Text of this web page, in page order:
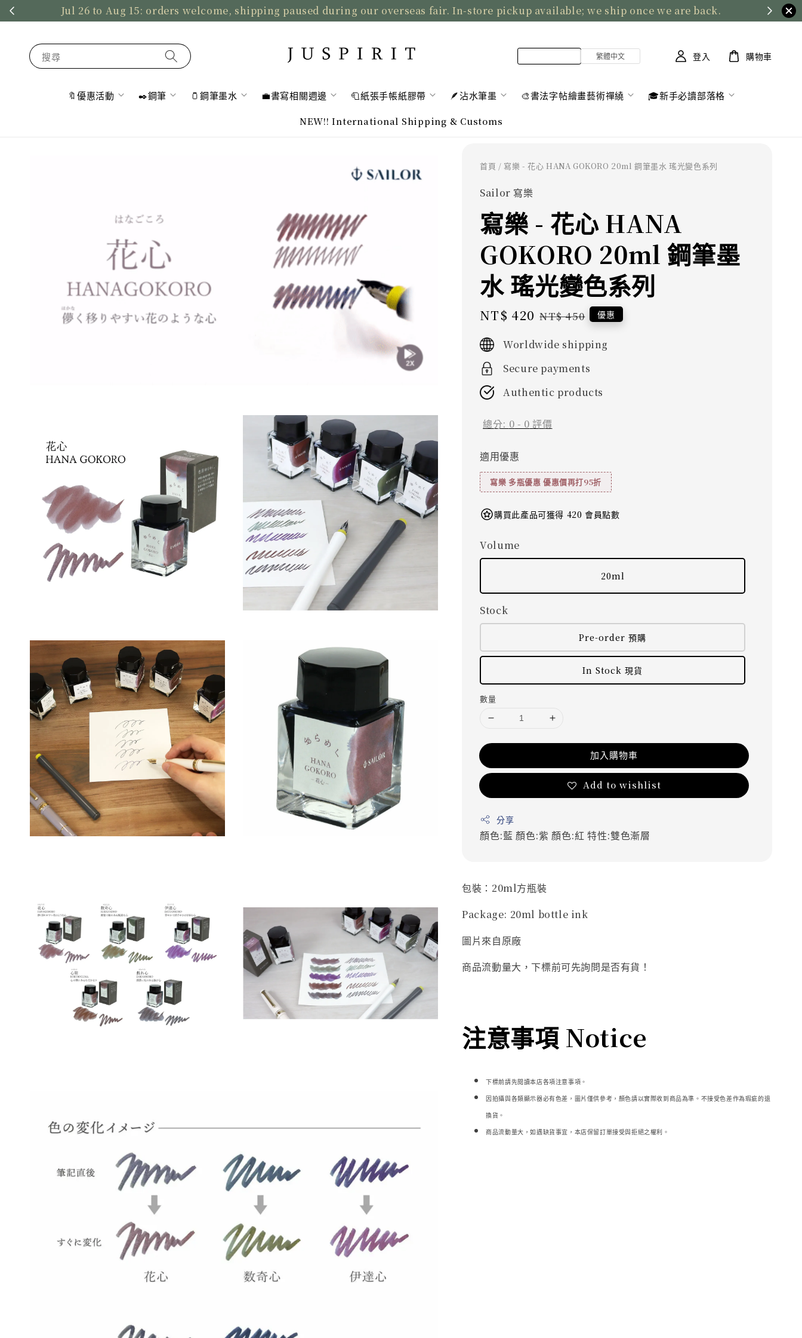
Jul 26 to Aug 15: orders welcome, shipping paused during our overseas fair. In-store pickup available; we ship once we are back.
搜尋
🔖優惠活動 ✒️鋼筆 🫙鋼筆墨水 💼書寫相關週邊 🧻紙張手帳紙膠帶 🪶沾水筆墨 🎨書法字帖繪畫藝術禪繞 🎓新手必讀部落格
NEW!! International Shipping & Customs
登入 購物車
首頁 / 寫樂 - 花心 HANA GOKORO 20ml 鋼筆墨水 瑤光變色系列
Sailor 寫樂
寫樂 - 花心 HANA
GOKORO 20ml 鋼筆墨
水 瑤光變色系列
Sale
price
NT$ 420 Regular
NT$ 450 優惠
Worldwide shipping
Secure payments
Authentic products
總分: 0 - 0 評價
適用優惠
寫樂 多瓶優惠 優惠價再打95折
購買此產品可獲得 420 會員點數
Volume
20ml
Stock
Pre-order 預購
In Stock 現貨
數量
加入購物車
Add to wishlist
分享
顏色:藍顏色:紫顏色:紅特性:雙色漸層
包裝：20ml方瓶裝
Package: 20ml bottle ink
圖片來自原廠
商品流動量大，下標前可先詢問是否有貨！
注意事項 Notice
下標前請先閱讀本店各項注意事項。
因拍攝與各類顯示器必有色差，圖片僅供參考，顏色請以實際收到商品為準。不接受色差作為瑕疵的退
換貨。
商品流動量大，如遇缺貨事宜，本店保留訂單接受與拒絕之權利。